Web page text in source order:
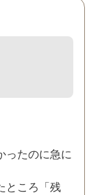
ったのに急に
ところ「残